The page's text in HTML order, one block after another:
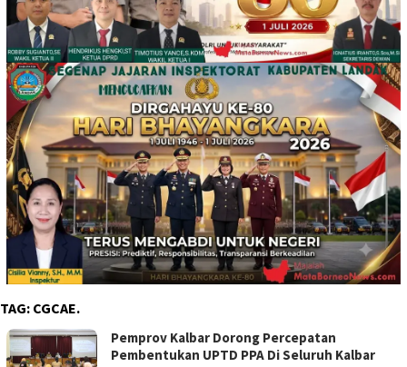
TAG: CGCAE.
Pemprov Kalbar Dorong Percepatan
Pembentukan UPTD PPA Di Seluruh Kalbar